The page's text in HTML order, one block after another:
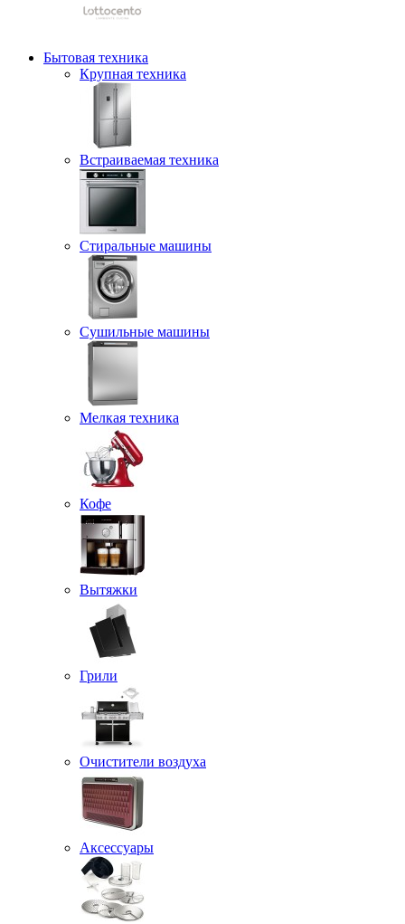
Бытовая техника
Крупная техника
Встраиваемая техника
Стиральные машины
Сушильные машины
Мелкая техника
Кофе
Вытяжки
Грили
Очистители воздуха
Аксессуары